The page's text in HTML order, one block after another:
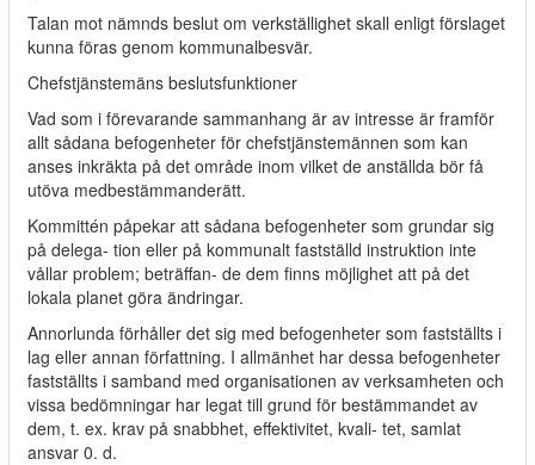
Talan mot nämnds beslut om verkställighet skall enligt förslaget
kunna föras genom kommunalbesvär.
Chefstjänstemäns beslutsfunktioner
Vad som i förevarande sammanhang är av intresse är framför
allt sådana befogenheter för chefstjänstemännen som kan
anses inkräkta på det område inom vilket de anställda bör få
utöva medbestämmanderätt.
Kommittén påpekar att sådana befogenheter som grundar sig
på delega- tion eller på kommunalt fastställd instruktion inte
vållar problem; beträffan- de dem finns möjlighet att på det
lokala planet göra ändringar.
Annorlunda förhåller det sig med befogenheter som fastställts i
lag eller annan författning. I allmänhet har dessa befogenheter
fastställts i samband med organisationen av verksamheten och
vissa bedömningar har legat till grund för bestämmandet av
dem, t. ex. krav på snabbhet, effektivitet, kvali- tet, samlat
ansvar 0. d.